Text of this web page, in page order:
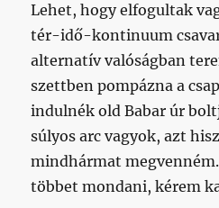
Lehet, hogy elfogultak
tér-idő-kontinuum
alternatív valóságban
szettben pompázna a
indulnék old Babar úr
súlyos arc vagyok, azt
mindhármat
többet mondani, kérem